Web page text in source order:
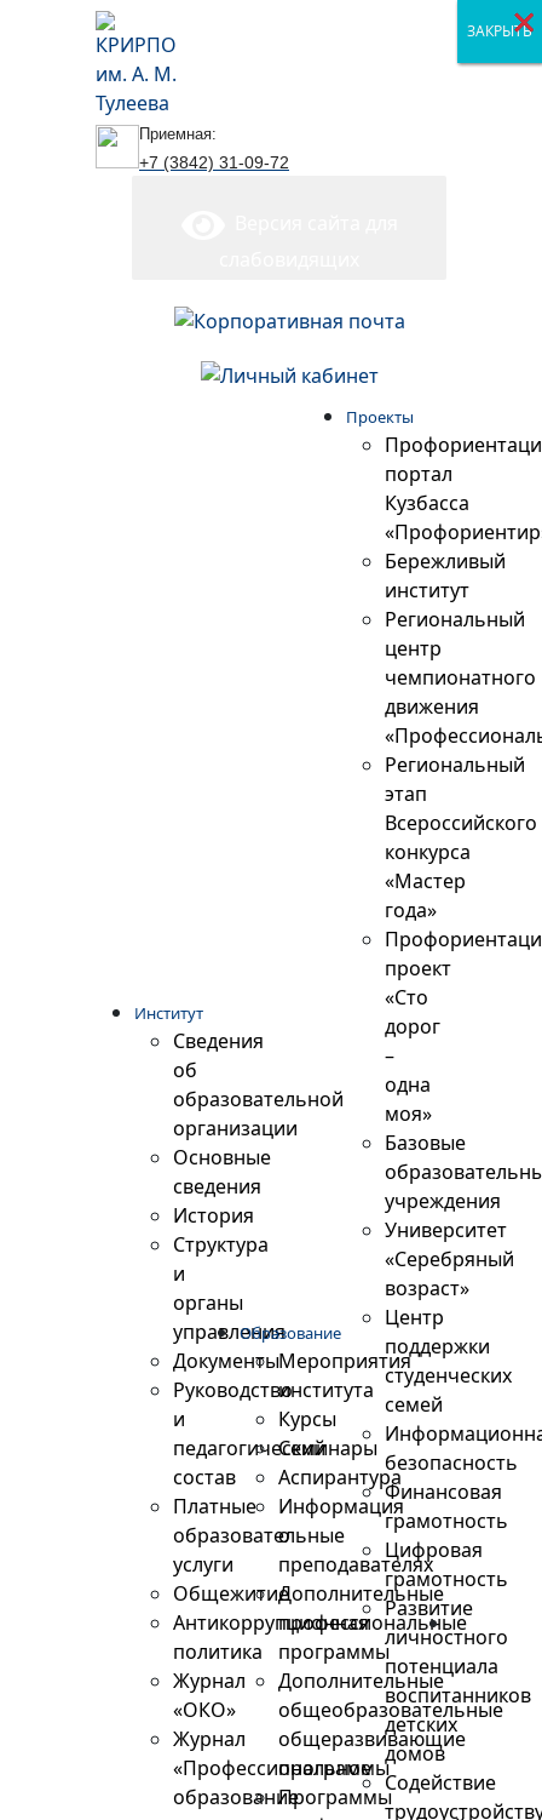
Приемная:
+7 (3842) 31-09-72
Институт
Сведения
об
образовательной
организации
Основные
сведения
История
Структура
и
органы
управления
Документы
Руководство
и
педагогический
состав
Платные
образовательные
услуги
Общежитие
Антикоррупционная
политика
Журнал
«ОКО»
Журнал
«Профессиональное
образование
Образование
Мероприятия
института
Курсы
Семинары
Аспирантура
Информация
о
преподавателях
Дополнительные
профессиональные
программы
Дополнительные
общеобразовательные
общеразвивающие
программы
Программы
Проекты
портал
Кузбасса
Бережливый
институт
Региональный
центр
чемпионатного
движения
Региональный
этап
Всероссийского
конкурса
«Мастер
года»
проект
«Сто
дорог
–
одна
моя»
Базовые
учреждения
Университет
«Серебряный
возраст»
Центр
поддержки
студенческих
семей
безопасность
Финансовая
грамотность
Цифровая
грамотность
Развитие
личностного
потенциала
воспитанников
детских
домов
Содействие
ЗАКРЫТЬ
ЗАКРЫТЬ
ЗАКРЫТЬ
×
×
×